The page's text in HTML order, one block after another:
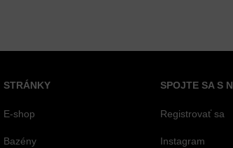
STRÁNKY
E-shop
Bazény
SPOJTE SA S
Registrovať sa
Instagram